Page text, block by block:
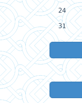
24
31